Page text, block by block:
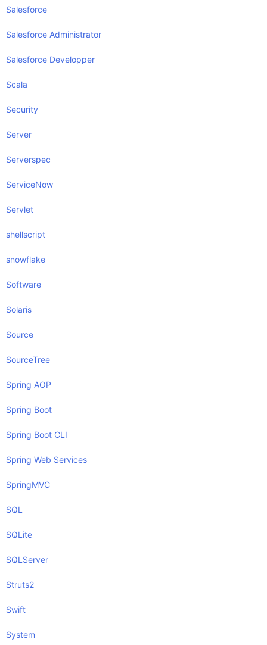
Salesforce
Salesforce Administrator
Salesforce Developper
Scala
Security
Server
Serverspec
ServiceNow
Servlet
shellscript
snowflake
Software
Solaris
Source
SourceTree
Spring AOP
Spring Boot
Spring Boot CLI
Spring Web Services
SpringMVC
SQL
SQLite
SQLServer
Struts2
Swift
System